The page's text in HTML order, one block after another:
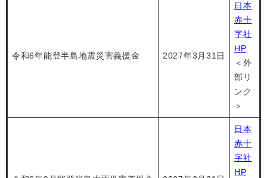
令和6年能登半島地震災害義援金 2027年3月31日
日本
赤十
字社
HP
＜外
部リ
ンク
＞
日本
赤十
字社
HP